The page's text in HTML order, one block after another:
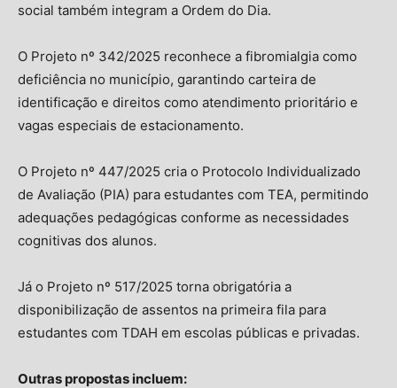
social também integram a Ordem do Dia.
O Projeto nº 342/2025 reconhece a fibromialgia como
deficiência no município, garantindo carteira de
identificação e direitos como atendimento prioritário e
vagas especiais de estacionamento.
O Projeto nº 447/2025 cria o Protocolo Individualizado
de Avaliação (PIA) para estudantes com TEA, permitindo
adequações pedagógicas conforme as necessidades
cognitivas dos alunos.
Já o Projeto nº 517/2025 torna obrigatória a
disponibilização de assentos na primeira fila para
estudantes com TDAH em escolas públicas e privadas.
Outras propostas incluem: